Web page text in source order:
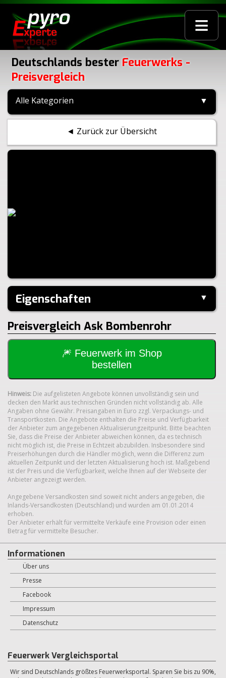
≡
Deutschlands bester Feuerwerks -
Preisvergleich
Alle Kategorien ▼
◄ Zurück zur Übersicht
Eigenschaften ▼
Hersteller:
Pyro-Art
Klasse:
1.4G
Preisvergleich Ask Bombenrohr
🎆 Feuerwerk im Shop
bestellen
Hinweis: Die aufgelisteten Angebote können unvollständig sein und
decken den Markt aus technischen Gründen nicht vollständig ab. Alle
Angaben ohne Gewähr. Preisangaben in Euro zzgl. Verpackungs- und
Transportkosten. Die Angebote enthalten die Preise und Verfügbarkeit
der Anbieter zum angegebenen Aktualisierungzeitpunkt. Bitte beachten
Sie, dass die Preise der Anbieter abweichen können, da es technisch
nicht möglich ist, die Preise in Echtzeit abzubilden. Insbesondere sind
Preiserhöhungen durch die Händler möglich, wenn die Differenz zum
aktuellen Zeitpunkt und der letzten Aktualisierung hoch ist. Maßgebend
ist der Preis und die Verfügbarkeit, welche Ihnen auf der Webseite der
Anbieter angezeigt werden.
Angegebene Versandkosten sind soweit nicht anders angegeben, die
Inlands-Versandkosten (Deutschland) und wurden am 01.01.2014
erhoben.
Der Anbieter erhält für vermittelte Verkäufe eine Provision oder einen
Betrag für vermittelte Besucher.
Informationen
Über uns
Presse
Facebook
Impressum
Datenschutz
Feuerwerk Vergleichsportal
Wir sind Deutschlands größtes Feuerwerksportal. Sparen Sie bis zu 90%,